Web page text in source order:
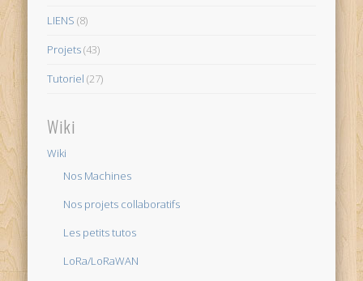
LIENS (8)
Projets(43)
Tutoriel (27)
Wiki
Wiki
Nos Machines
Nos projets collaboratifs
Les petits tutos
LoRa/LoRaWAN